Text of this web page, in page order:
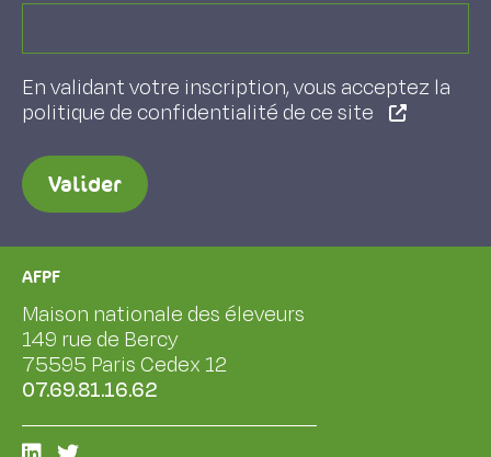
En validant votre inscription, vous acceptez la
politique de confidentialité de ce site
Valider
AFPF
Maison nationale des éleveurs
149 rue de Bercy
75595 Paris Cedex 12
07.69.81.16.62